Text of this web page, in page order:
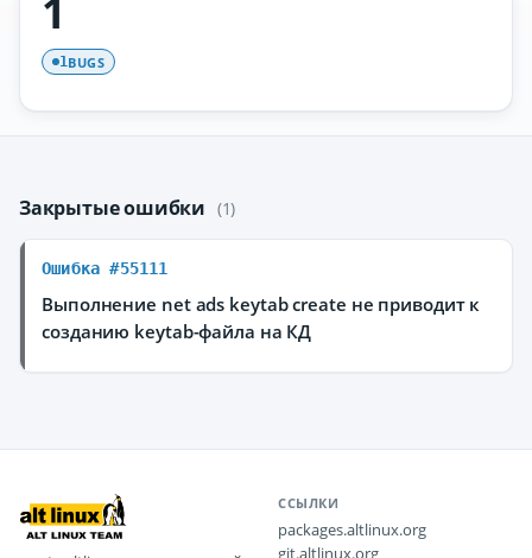
1
1BUGS
Закрытые ошибки (1)
Ошибка #55111
Выполнение net ads keytab create не приводит к
созданию keytab-файла на КД
ССЫЛКИ
packages.altlinux.org
git.altlinux.org